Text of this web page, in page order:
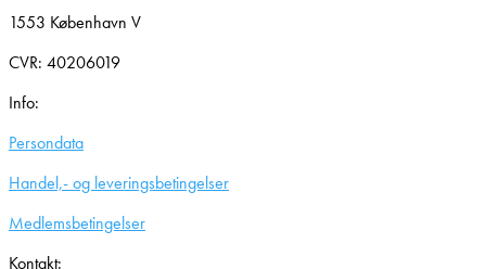
1553 København V
CVR: 40206019
Info:
Persondata
Handel,- og leveringsbetingelser
Medlemsbetingelser
Kontakt: